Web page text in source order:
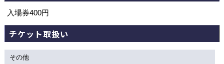
入場券400円
チケット取扱い
その他